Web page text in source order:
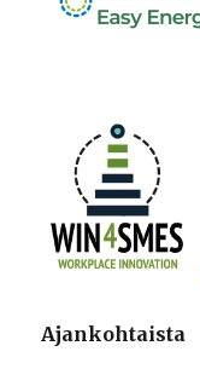
Ajankohtaista